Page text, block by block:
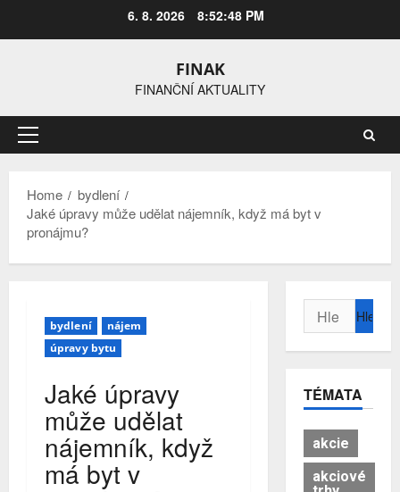
content
6. 8. 2026 8:52:49 PM
FINAK
FINANČNÍ AKTUALITY
Primary
Home
bydlení
Jaké úpravy může udělat nájemník, když má byt v
pronájmu?
bydlení
nájem
úpravy bytu
Jaké úpravy
může udělat
nájemník, když
má byt v
Vyhledávání
TÉMATA
akcie
akciové